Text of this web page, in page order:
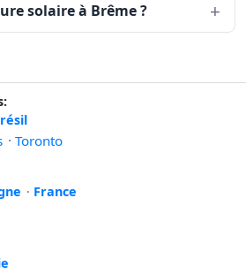
solaire à Brême ?
· Toronto
· France